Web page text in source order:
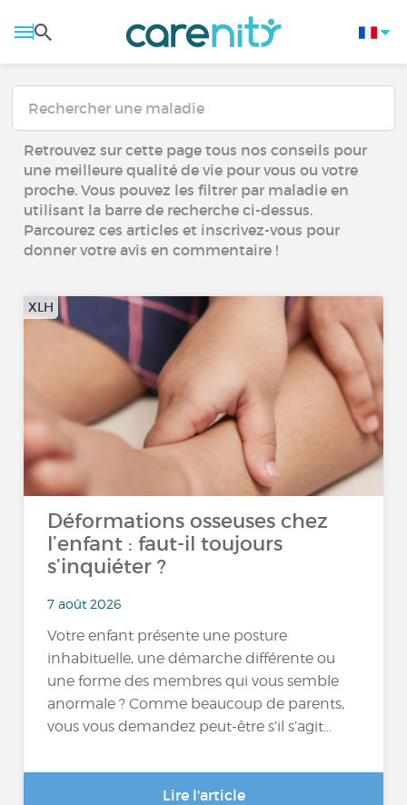
Retrouvez sur cette page tous nos conseils pour
une meilleure qualité de vie pour vous ou votre
proche. Vous pouvez les filtrer par maladie en
utilisant la barre de recherche ci-dessus.
Parcourez ces articles et inscrivez-vous pour
donner votre avis en commentaire !
XLH
Déformations osseuses chez
l’enfant : faut-il toujours
s’inquiéter ?
7 août 2026
Votre enfant présente une posture
inhabituelle, une démarche différente ou
une forme des membres qui vous semble
anormale ? Comme beaucoup de parents,
vous vous demandez peut-être s’il s’agit...
Lire l'article